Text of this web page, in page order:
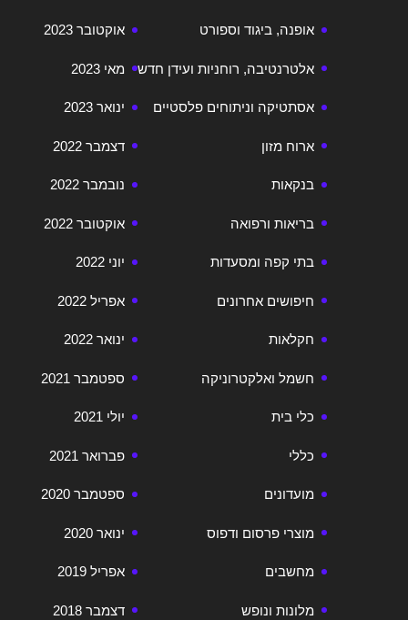
אוקטובר 2023
מאי 2023
ינואר 2023
דצמבר 2022
נובמבר 2022
אוקטובר 2022
יוני 2022
אפריל 2022
ינואר 2022
ספטמבר 2021
יולי 2021
פברואר 2021
ספטמבר 2020
ינואר 2020
אפריל 2019
דצמבר 2018
אופנה, ביגוד וספורט
אלטרנטיבה, רוחניות ועידן חדש
אסתטיקה וניתוחים פלסטיים
ארוח מזון
בנקאות
בריאות ורפואה
בתי קפה ומסעדות
חיפושים אחרונים
חקלאות
חשמל ואלקטרוניקה
כלי בית
כללי
מועדונים
מוצרי פרסום ודפוס
מחשבים
מלונות ונופש